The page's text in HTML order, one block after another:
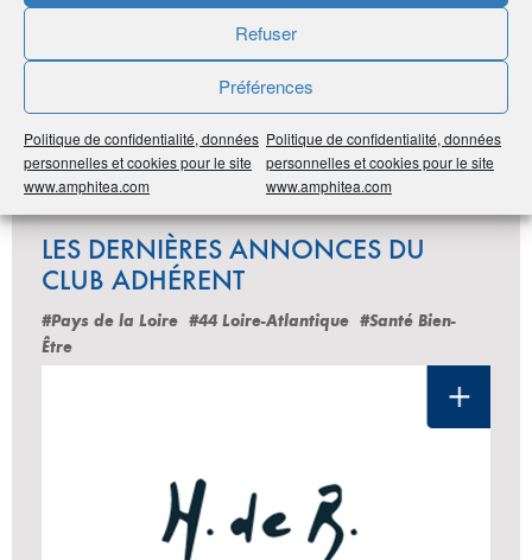
Refuser
Préférences
Politique de confidentialité, données
personnelles et cookies pour le site
www.amphitea.com
Politique de confidentialité, données
personnelles et cookies pour le site
www.amphitea.com
Imprimer
LES DERNIÈRES ANNONCES DU
CLUB ADHÉRENT
#Pays de la Loire #44 Loire-Atlantique #Santé Bien-
Être